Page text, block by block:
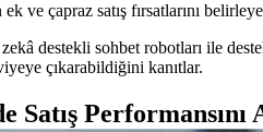
ve çapraz satış fırsatlarını
zekâ destekli sohbet robotları ile
çıkarabildiğini kanıtlar.
Satış